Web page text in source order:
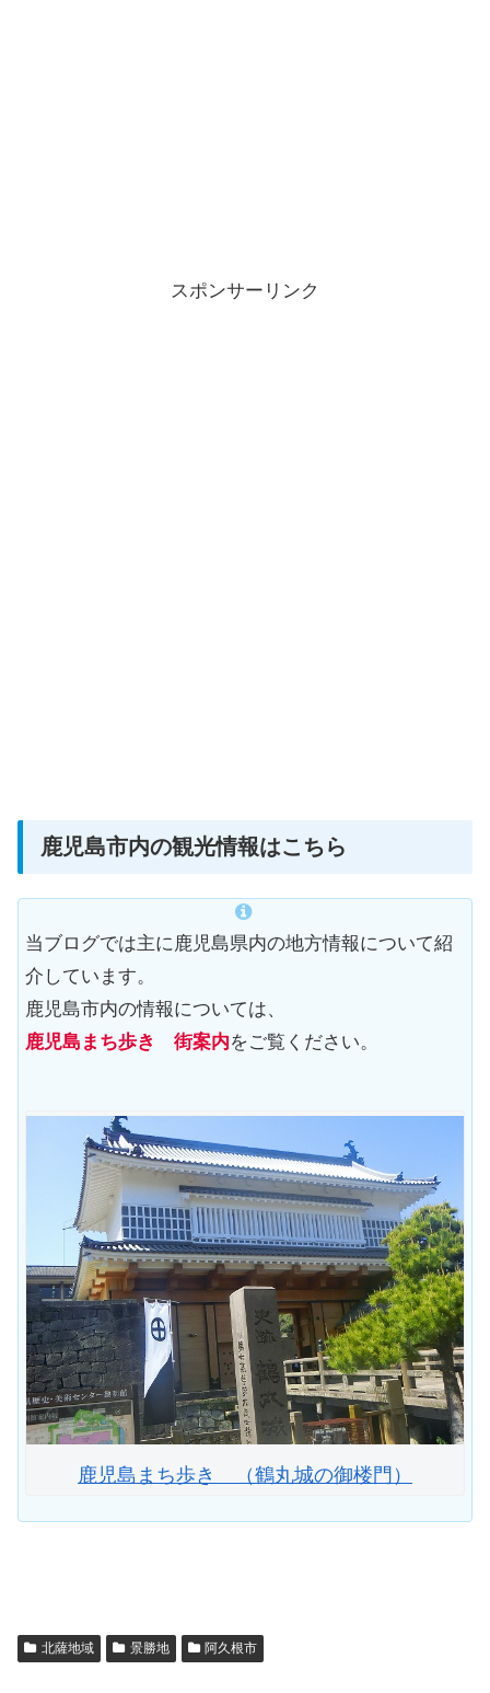
スポンサーリンク
鹿児島市内の観光情報はこちら
当ブログでは主に鹿児島県内の地方情報について紹
介しています。
鹿児島市内の情報については、
鹿児島まち歩き 街案内をご覧ください。
鹿児島まち歩き （鶴丸城の御楼門）
北薩地域 景勝地 阿久根市